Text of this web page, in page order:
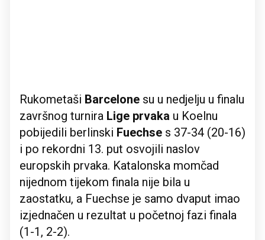
Rukometaši Barcelone su u nedjelju u finalu
završnog turnira Lige prvaka u Koelnu
pobijedili berlinski Fuechse s 37-34 (20-16)
i po rekordni 13. put osvojili naslov
europskih prvaka. Katalonska momčad
nijednom tijekom finala nije bila u
zaostatku, a Fuechse je samo dvaput imao
izjednačen u rezultat u početnoj fazi finala
(1-1, 2-2).